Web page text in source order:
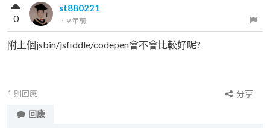
st880221
． 9 年前
0
附上個jsbin/jsfiddle/codepen會不會比較好呢?
1 則回應
分享
回應